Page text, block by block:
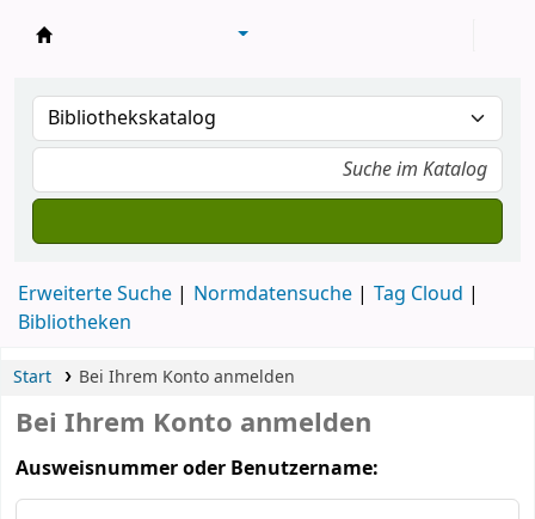
Erweiterte Suche Normdatensuche
Tag Cloud
Bibliotheken
Start Bei Ihrem Konto anmelden
Bei Ihrem Konto anmelden
Ausweisnummer oder Benutzername: